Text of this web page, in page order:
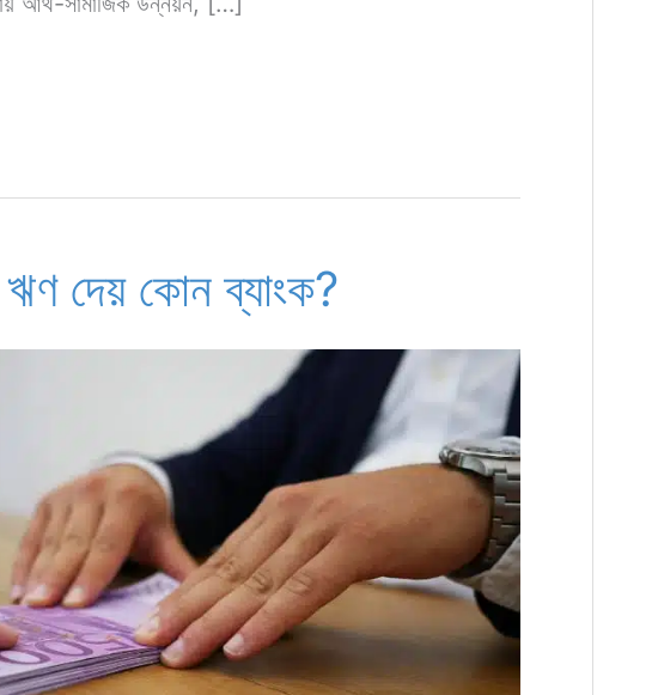
ঋণ দেয় কোন ব্যাংক?